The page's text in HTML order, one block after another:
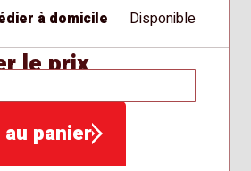
à domicile Disponible
le prix
panier